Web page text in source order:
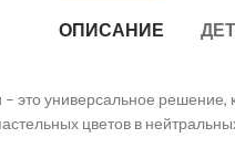
ОПИСАНИЕ
это универсальное
цветов в